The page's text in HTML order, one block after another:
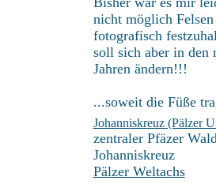
nicht möglich
fotografisch
soll sich aber in den
Jahren ändern!!!
...soweit die Füße
Johanniskreuz (Pälzer
zentraler Pfäzer
Johanniskreuz
Pälzer Weltachs